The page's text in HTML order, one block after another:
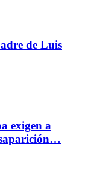
de Luis
exigen a